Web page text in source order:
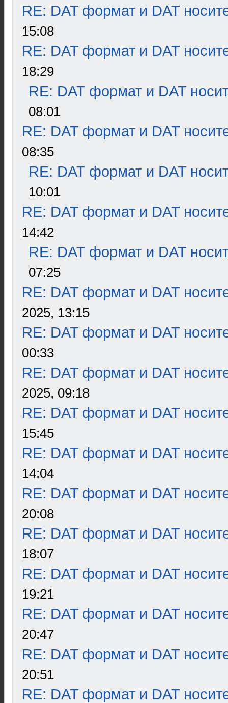
RE: DAT формат и DAT
15:08
RE: DAT формат и DAT
18:29
RE: DAT формат и DAT
08:01
RE: DAT формат и DAT
08:35
RE: DAT формат и DAT
10:01
RE: DAT формат и DAT
14:42
RE: DAT формат и DAT
07:25
RE: DAT формат и DAT
2025, 13:15
RE: DAT формат и DAT
00:33
RE: DAT формат и DAT
2025, 09:18
RE: DAT формат и DAT
15:45
RE: DAT формат и DAT
14:04
RE: DAT формат и DAT
20:08
RE: DAT формат и DAT
18:07
RE: DAT формат и DAT
19:21
RE: DAT формат и DAT
20:47
RE: DAT формат и DAT
20:51
RE: DAT формат и DAT